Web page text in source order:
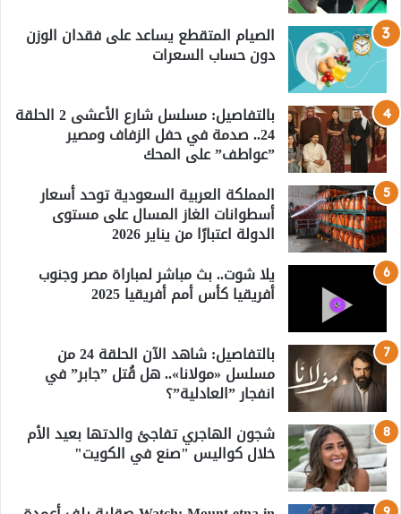
الصيام المتقطع يساعد على فقدان الوزن
دون حساب السعرات
بالتفاصيل: مسلسل شارع الأعشى 2 الحلقة
24.. صدمة في حفل الزفاف ومصير
”عواطف” على المحك
المملكة العربية السعودية توحد أسعار
أسطوانات الغاز المسال على مستوى
الدولة اعتبارًا من يناير 2026
يلا شوت.. بث مباشر لمباراة مصر وجنوب
أفريقيا كأس أمم أفريقيا 2025
بالتفاصيل: شاهد الآن الحلقة 24 من
مسلسل «مولانا».. هل قُتل ”جابر” في
انفجار ”العادلية”؟
شجون الهاجري تفاجئ والدتها بعيد الأم
خلال كواليس "صنع في الكويت"